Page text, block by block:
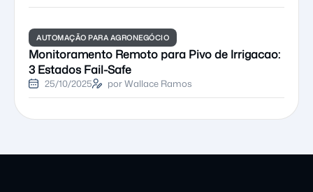
AUTOMAÇÃO PARA AGRONEGÓCIO
Monitoramento Remoto para Pivo de Irrigacao:
3 Estados Fail-Safe
25/10/2025 por Wallace Ramos